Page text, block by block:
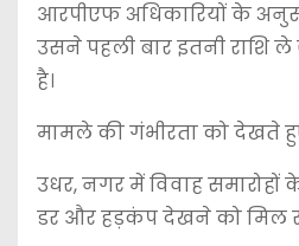
आरपीएफ अधिकारियों के
उसने पहली बार इतनी राशि
है।
मामले की गंभीरता को देखते
उधर, नगर में विवाह समारोहों
डर और हड़कंप देखने को मिल